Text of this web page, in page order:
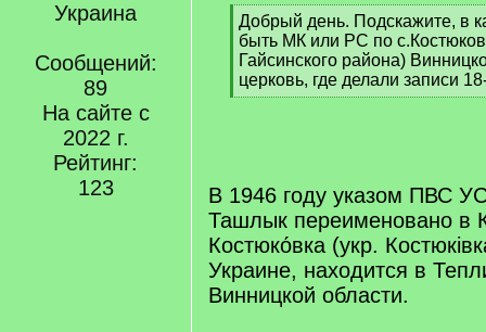
Украина
Сообщений:
89
На сайте с
2022 г.
Рейтинг:
123
[
q
]
Добрый день. Подскажите, в
быть МК или РС по
Гайсинского района)
церковь, где делали записи
[
В 1946 году указом ПВС
Ташлык переименовано в
Костюко́вка (укр.
Украине, находится в
Винницкой области.